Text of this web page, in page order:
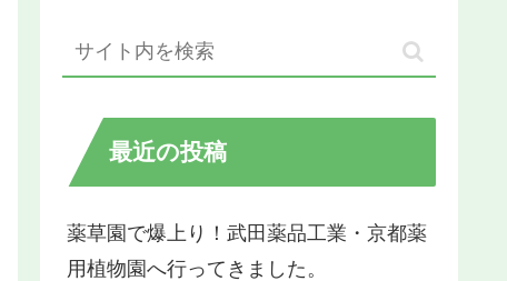
最近の投稿
薬草園で爆上り！武田薬品工業・京都薬
用植物園へ行ってきました。